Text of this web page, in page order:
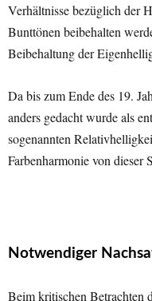
Verhältnisse bezüglich der
Bunttönen beibehalten
Beibehaltung der
Da bis zum Ende des 19.
anders gedacht wurde als
sogenannten
Farbenharmonie von dieser
Notwendiger
Beim kritischen Betrachten